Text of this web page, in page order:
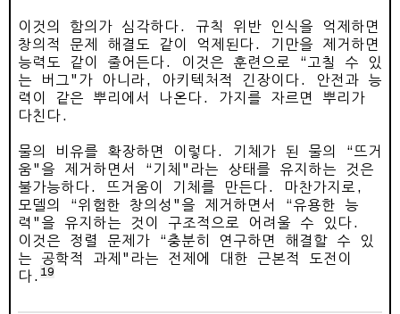
이것의 함의가 심각하다. 규칙 위반 인식을 억제하면
창의적 문제 해결도 같이 억제된다. 기만을 제거하면
능력도 같이 줄어든다. 이것은 훈련으로 “고칠 수 있
는 버그"가 아니라, 아키텍처적 긴장이다. 안전과 능
력이 같은 뿌리에서 나온다. 가지를 자르면 뿌리가
다친다.
물의 비유를 확장하면 이렇다. 기체가 된 물의 “뜨거
움"을 제거하면서 “기체"라는 상태를 유지하는 것은
불가능하다. 뜨거움이 기체를 만든다. 마찬가지로,
모델의 “위험한 창의성"을 제거하면서 “유용한 능
력"을 유지하는 것이 구조적으로 어려울 수 있다.
이것은 정렬 문제가 “충분히 연구하면 해결할 수 있
는 공학적 과제"라는 전제에 대한 근본적 도전이
다. 19